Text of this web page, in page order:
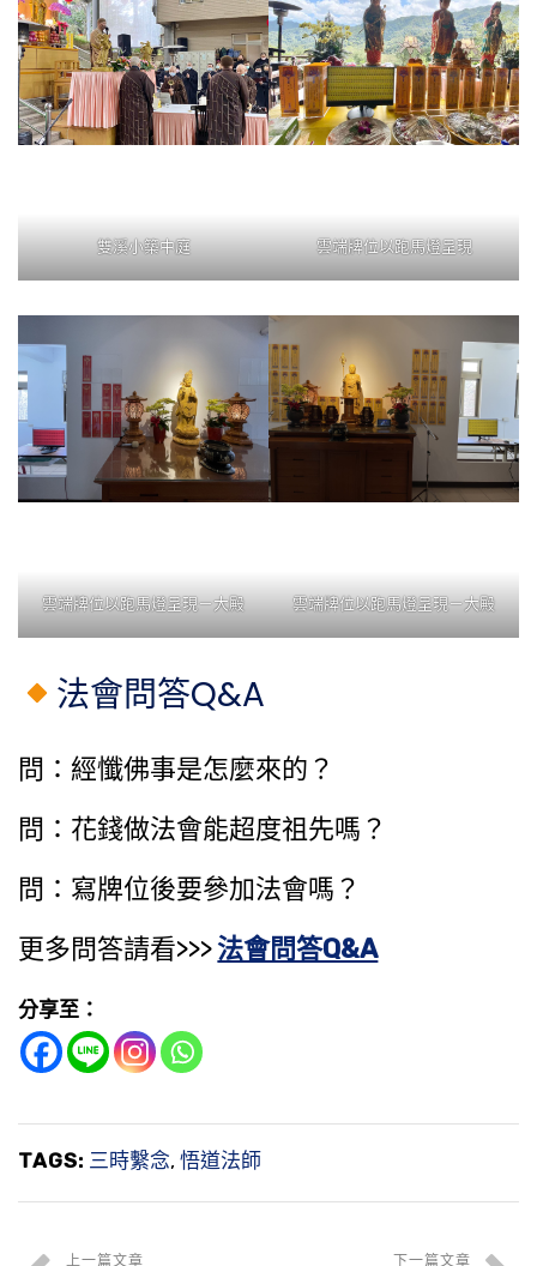
雙溪小築中庭 雲端牌位以跑馬燈呈現
雲端牌位以跑馬燈呈現－大殿 雲端牌位以跑馬燈呈現－大殿
法會問答Q&A
問：經懺佛事是怎麼來的？
問：花錢做法會能​超度祖先​嗎？
問：寫牌位後要參加法會嗎？
更多問答請看>>>法會問答Q&A
分享至：
TAGS: 三時繫念, 悟道法師
上一篇文章 下一篇文章